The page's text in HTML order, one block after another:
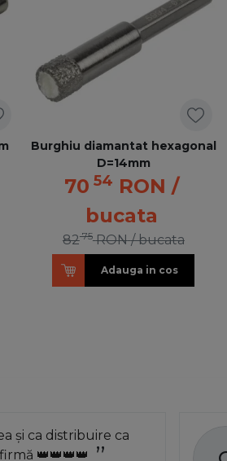
Burghiu diamantat hexagonal
D=14mm
70 54 RON /
bucata
8275 RON / bucata
Adauga in cos
și ca distribuire ca
👑👑👑👑